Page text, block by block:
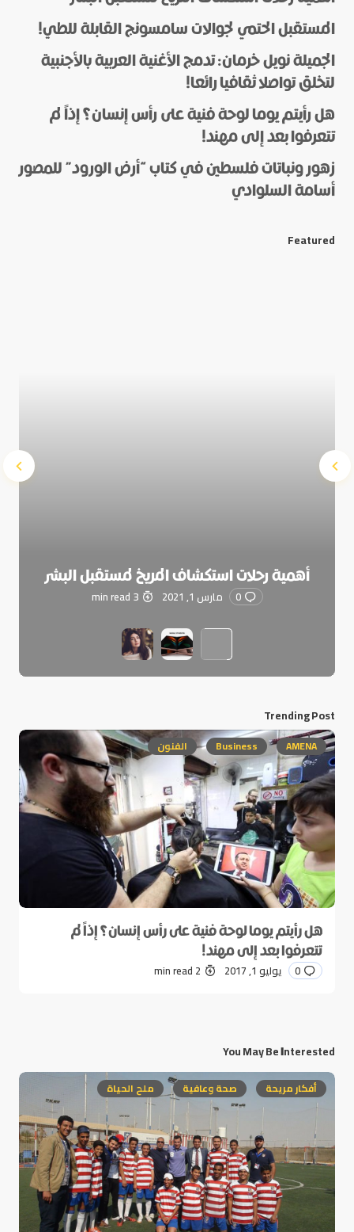
Name
*
E-mail
*
المستقبل الحتمي لجوالات سامسونج القابلة للطي!
الجميلة نويل خرمان: تدمج الأغنية العربية بالأجنبية
لتخلق تواصلا ثقافيا رائعا!
هل رأيتم يوما لوحة فنية على رأس إنسان؟ إذاً لم
تتعرفوا بعد إلى مهند!
زهور ونباتات فلسطين في كتاب “أرض الورود” للمصور
أسامة السلوادي
Featured
أهمية رحلات استكشاف المريخ لمستقبل البشر
0 مارس 1, 2021 3 min read
Trending Post
AMENA
Business الفنون
هل رأيتم يوما لوحة فنية على رأس إنسان؟ إذاً لم
تتعرفوا بعد إلى مهند!
0 يوليو 1, 2017 2 min read
You May Be Interested
أفكار مريحة صحة وعافية ملح الحياة